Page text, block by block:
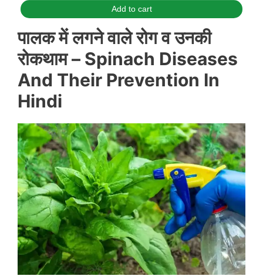
Add to cart
पालक में लगने वाले रोग व उनकी
रोकथाम– Spinach Diseases
And Their Prevention In
Hindi